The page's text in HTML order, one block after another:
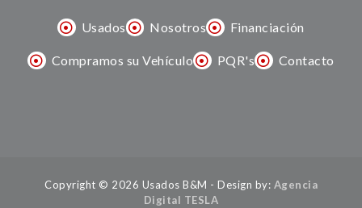
Usados Nosotros Financiación
Compramos su Vehículo PQR's Contacto
Copyright © 2026 Usados B&M - Design by: Agencia
Digital TESLA